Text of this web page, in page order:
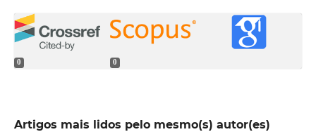
0 0
Artigos mais lidos pelo mesmo(s) autor(es)